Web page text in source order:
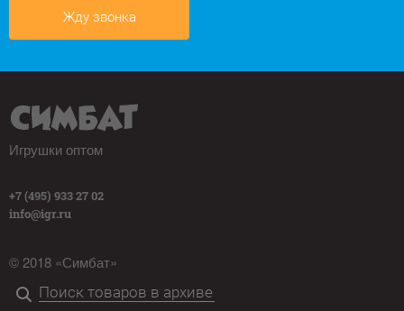
Жду звонка
Игрушки оптом
+7 (495) 933 27 02
info@igr.ru
© 2018 «Симбат»